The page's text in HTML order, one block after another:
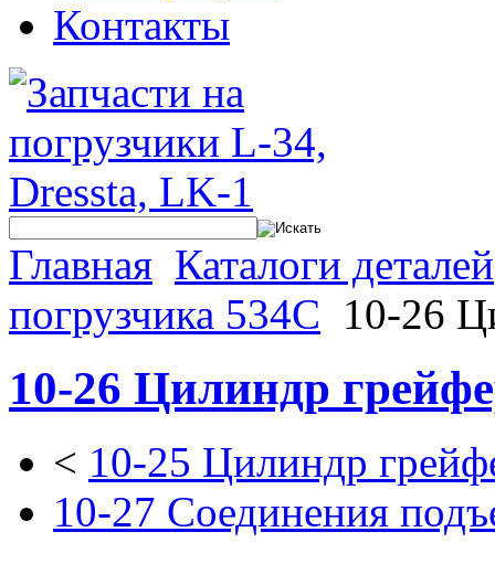
Контакты
Главная Каталоги деталей
погрузчика 534C 10-26
10-26 Цилиндр
< 10-25 Цилиндр
10-27 Соединения